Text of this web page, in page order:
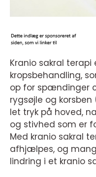
Kranio sakral
kropsbehandling,
op for spændinger
rygsøjle og
let tryk på hoved,
og stivhed som er
Med kranio sakral
afhjælpes, og
lindring i et kranio